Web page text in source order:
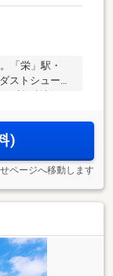
「栄」駅・
ストシュータ
)
ページへ移動します